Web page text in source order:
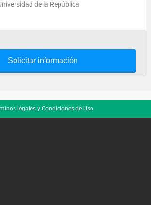
de la República
Solicitar información
legales y Condiciones de Uso